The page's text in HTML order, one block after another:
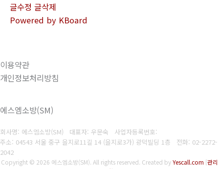
글수정 글삭제
Powered by KBoard
이용약관
개인정보처리방침
에스엠소방(SM)
회사명: 에스엠소방(SM) 대표자: 우문숙 사업자등록번호:
주소: 04543 서울 중구 을지로11길 14 (을지로3가) 광덕빌딩 1층 전화: 02-2272-
2042
Copyright © 2026 에스엠소방(SM). All rights reserved. Created byYescall.com [관리